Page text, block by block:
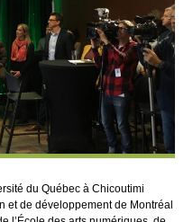
du Québec à Chicoutimi
et de développement de Montréal